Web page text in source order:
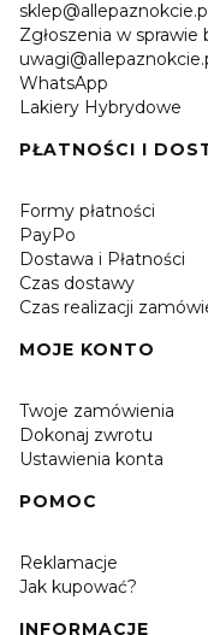
sklep@allepaznokcie.pl
Zgłoszenia w
WhatsApp
Lakiery Hybrydowe
PŁATNOŚCI I
Formy płatności
PayPo
Dostawa i Płatności
Czas dostawy
Czas realizacji
MOJE KONTO
Twoje zamówienia
Dokonaj zwrotu
Ustawienia konta
POMOC
Reklamacje
Jak kupować?
INFORMACJE